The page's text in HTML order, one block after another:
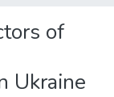
of
Ukraine